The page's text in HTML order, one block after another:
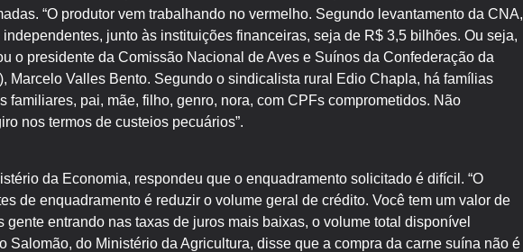
“O produtor vem trabalhando no vermelho. Segundo levantamento da CNA,
junto às instituições financeiras, seja de R$ 3,5 bilhões. Ou seja,
o presidente da Comissão Nacional de Aves e Suínos da Confederação da
Marcelo Valles Bento. Segundo o sindicalista rural Edio Chapla, há famílias
familiares, pai, mãe, filho, genro, nora, com CPFs comprometidos. Não
nos termos de custeios pecuários”.
da Economia, respondeu que o enquadramento solicitado é difícil. “O
de enquadramento é reduzir o volume geral de crédito. Você tem um valor de
entrando nas taxas de juros mais baixas, o volume total disponível
Salomão, do Ministério da Agricultura, disse que a compra da carne suína não é